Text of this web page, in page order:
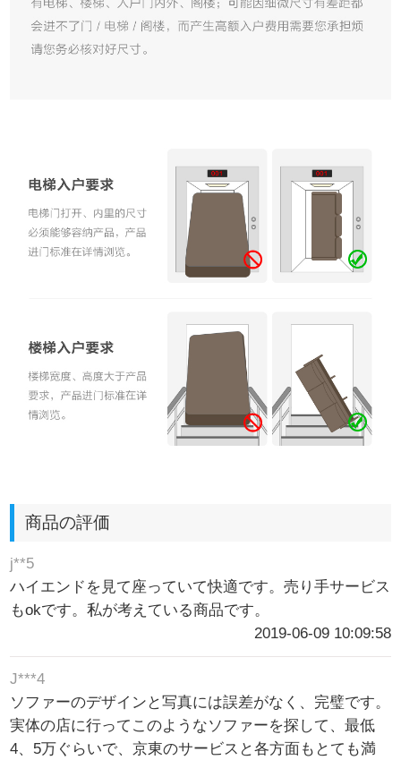
商品の評価
j**5
ハイエンドを見て座っていて快適です。売り手サービス
もokです。私が考えている商品です。
2019-06-09 10:09:58
J***4
ソファーのデザインと写真には誤差がなく、完璧です。
実体の店に行ってこのようなソファーを探して、最低
4、5万ぐらいで、京東のサービスと各方面もとても満